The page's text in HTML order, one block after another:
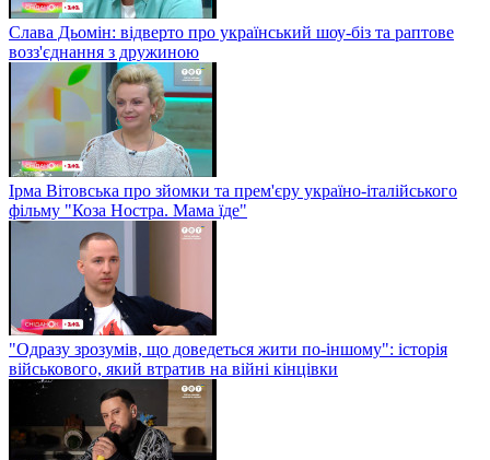
Слава Дьомін: відверто про український шоу-біз та раптове
возз'єднання з дружиною
Ірма Вітовська про зйомки та прем'єру україно-італійського
фільму "Коза Ностра. Мама їде"
"Одразу зрозумів, що доведеться жити по-іншому": історія
військового, який втратив на війні кінцівки